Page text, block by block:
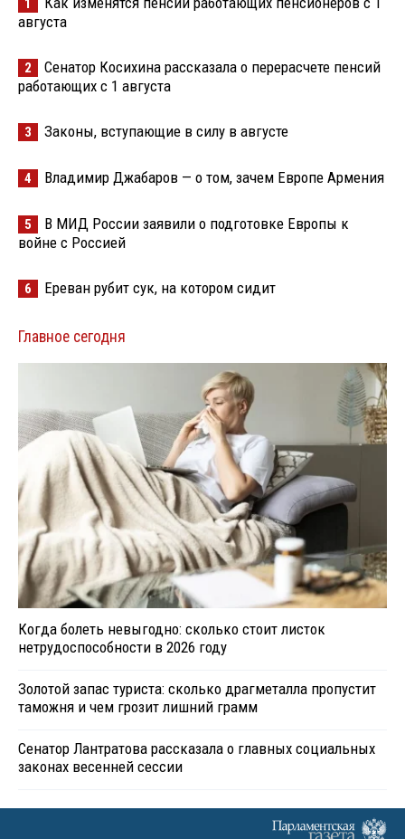
1
августа
2
Сенатор Косихина рассказала о перерасчете пенсий
работающих с 1 августа
3 Законы, вступающие в силу в августе
4 Владимир Джабаров — о том, зачем Европе Армения
5
В МИД России заявили о подготовке Европы к
войне с Россией
6 Ереван рубит сук, на котором сидит
Главное сегодня
Когда болеть невыгодно: сколько стоит листок
нетрудоспособности в 2026 году
Золотой запас туриста: сколько драгметалла пропустит
таможня и чем грозит лишний грамм
Сенатор Лантратова рассказала о главных социальных
законах весенней сессии